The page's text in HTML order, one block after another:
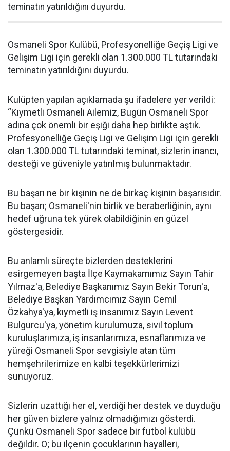
teminatın yatırıldığını duyurdu.
Osmaneli Spor Kulübü, Profesyonelliğe Geçiş Ligi ve
Gelişim Ligi için gerekli olan 1.300.000 TL tutarındaki
teminatın yatırıldığını duyurdu.
Kulüpten yapılan açıklamada şu ifadelere yer verildi:
“Kıymetli Osmaneli Ailemiz, Bugün Osmaneli Spor
adına çok önemli bir eşiği daha hep birlikte aştık.
Profesyonelliğe Geçiş Ligi ve Gelişim Ligi için gerekli
olan 1.300.000 TL tutarındaki teminat, sizlerin inancı,
desteği ve güveniyle yatırılmış bulunmaktadır.
Bu başarı ne bir kişinin ne de birkaç kişinin başarısıdır.
Bu başarı; Osmaneli'nin birlik ve beraberliğinin, aynı
hedef uğruna tek yürek olabildiğinin en güzel
göstergesidir.
Bu anlamlı süreçte bizlerden desteklerini
esirgemeyen başta İlçe Kaymakamımız Sayın Tahir
Yılmaz'a, Belediye Başkanımız Sayın Bekir Torun'a,
Belediye Başkan Yardımcımız Sayın Cemil
Özkahya'ya, kıymetli iş insanımız Sayın Levent
Bulgurcu'ya, yönetim kurulumuza, sivil toplum
kuruluşlarımıza, iş insanlarımıza, esnaflarımıza ve
yüreği Osmaneli Spor sevgisiyle atan tüm
hemşehrilerimize en kalbi teşekkürlerimizi
sunuyoruz.
Sizlerin uzattığı her el, verdiği her destek ve duyduğu
her güven bizlere yalnız olmadığımızı gösterdi.
Çünkü Osmaneli Spor sadece bir futbol kulübü
değildir. O; bu ilçenin çocuklarının hayalleri,